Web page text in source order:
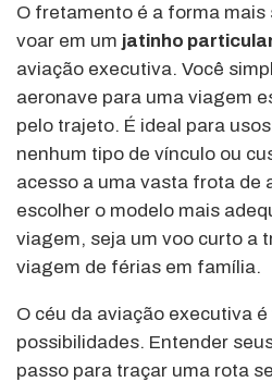
O fretamento é a forma mais
voar em um jatinho
aviação executiva. Você
aeronave para uma viagem
pelo trajeto. É ideal para
nenhum tipo de vínculo ou
acesso a uma vasta frota de
escolher o modelo mais
viagem, seja um voo curto a
viagem de férias em família.
O céu da aviação executiva
possibilidades. Entender
passo para traçar uma rota